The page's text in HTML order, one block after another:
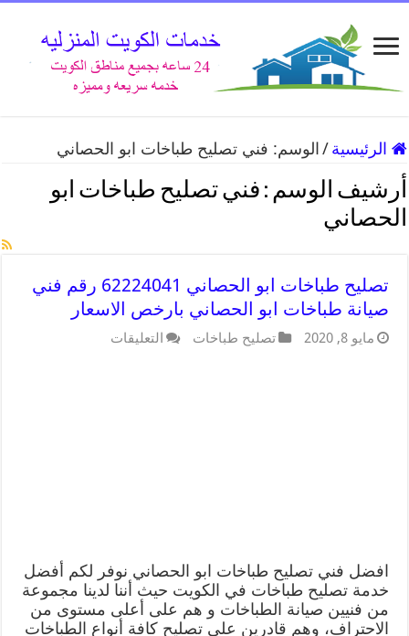
الرئيسية / الوسم: فني تصليح طباخات ابو الحصاني
أرشيف الوسم : فني تصليح طباخات ابو
الحصاني
تصليح طباخات ابو الحصاني 62224041 رقم فني
صيانة طباخات ابو الحصاني بارخص الاسعار
مايو 8, 2020 تصليح طباخات التعليقات
افضل فني تصليح طباخات ابو الحصاني نوفر لكم أفضل
خدمة تصليح طباخات في الكويت حيث أننا لدينا مجموعة
من فنيين صيانة الطباخات و هم على أعلى مستوى من
الاحتراف، وهم قادرين على تصليح كافة أنواع الطباخات